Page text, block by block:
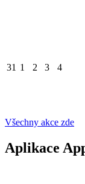
31 1 2 3 4
Všechny akce zde
Aplikace